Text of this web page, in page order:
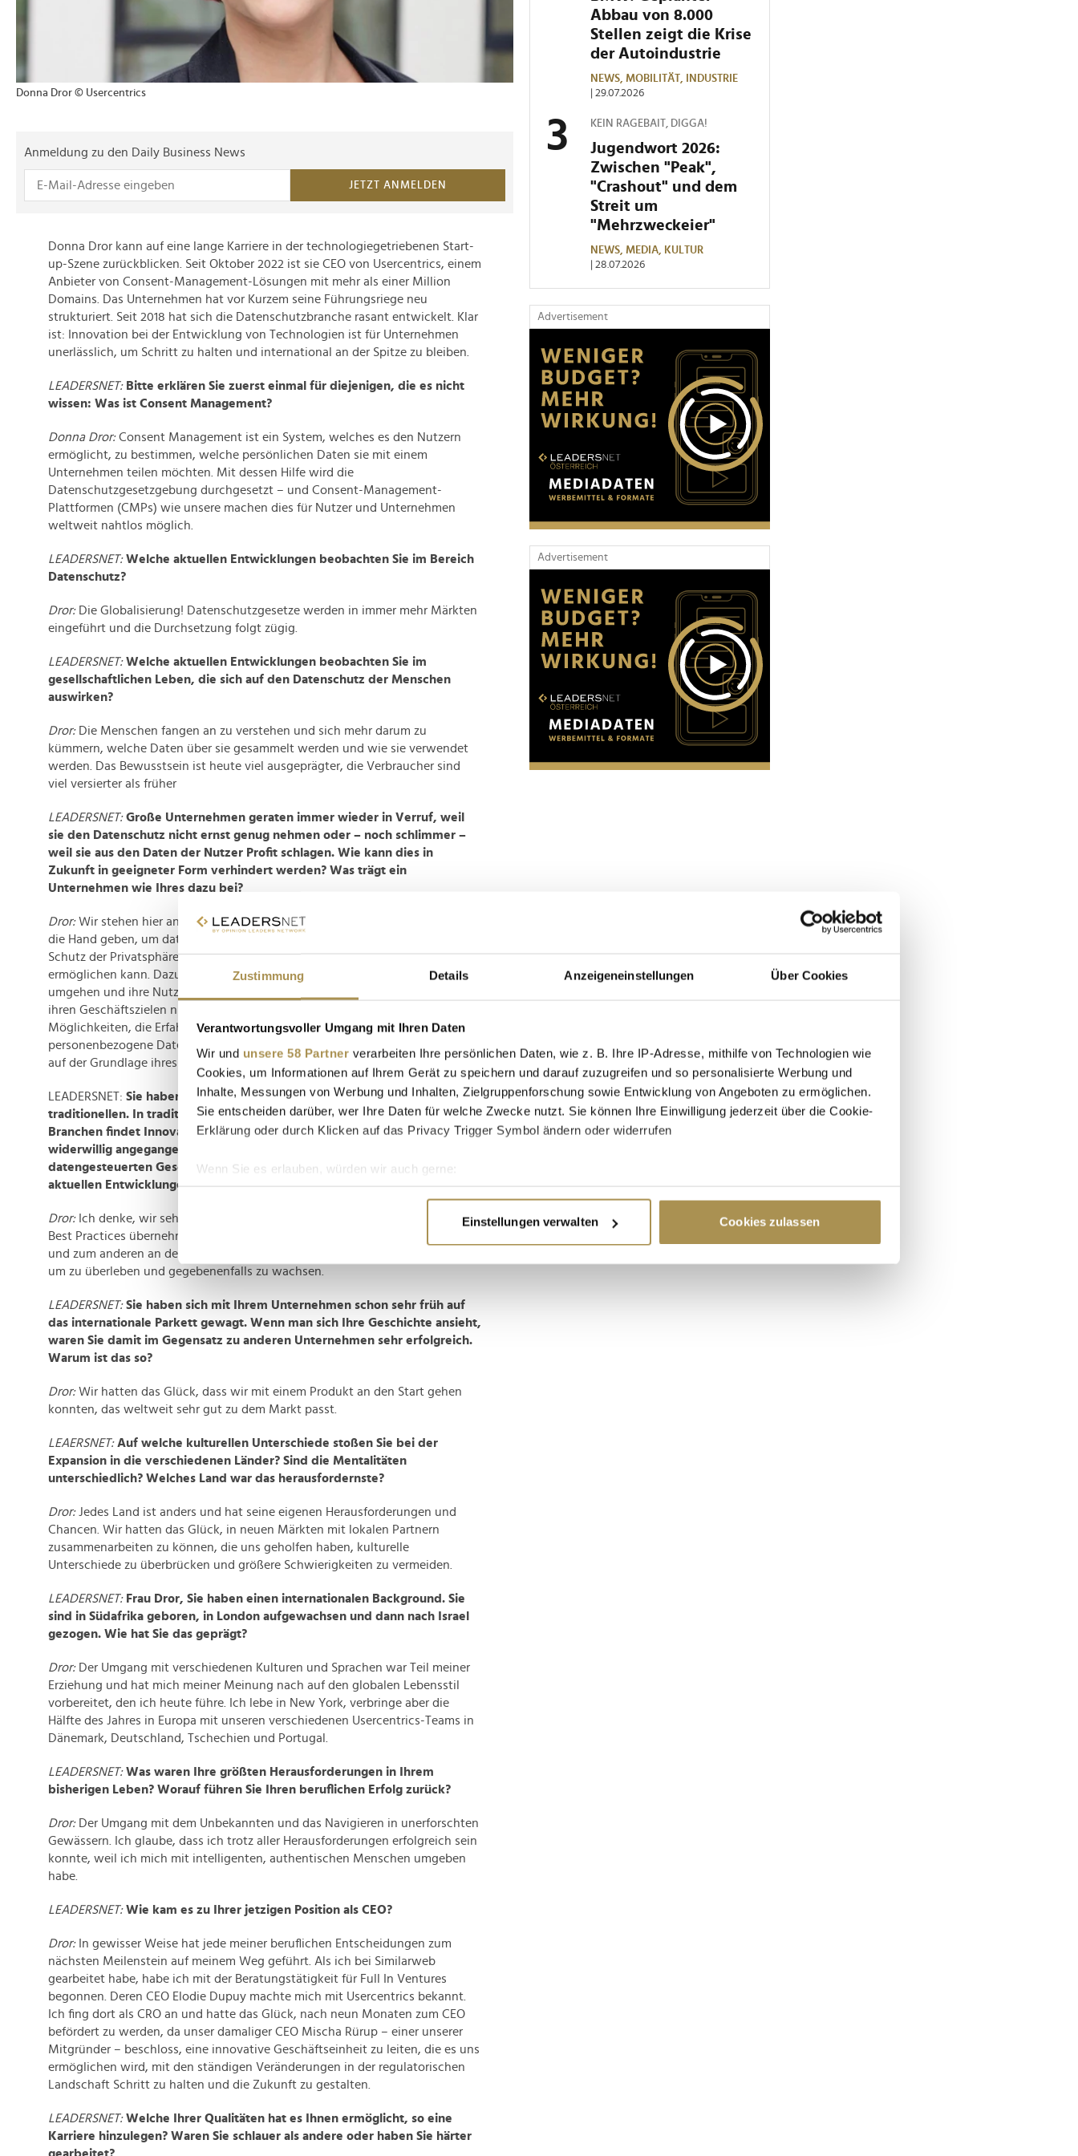
Zustimmung Details Anzeigeneinstellungen Über Cookies
Verantwortungsvoller Umgang mit Ihren Daten
Wir und unsere 58 Partner verarbeiten Ihre persönlichen Daten, wie z. B. Ihre IP-Adresse, mithilfe von Technologien wie
Cookies, um Informationen auf Ihrem Gerät zu speichern und darauf zuzugreifen und so personalisierte Werbung und
Inhalte, Messungen von Werbung und Inhalten, Zielgruppenforschung sowie Entwicklung von Angeboten zu ermöglichen.
Sie entscheiden darüber, wer Ihre Daten für welche Zwecke nutzt. Sie können Ihre Einwilligung jederzeit über die Cookie-
Erklärung oder durch Klicken auf das Privacy Trigger Symbol ändern oder widerrufen
Wenn Sie es erlauben, würden wir auch gerne:
Informationen über Ihre geografische Lage erfassen, welche bis auf einige Meter genau sein können
Erfahren Sie mehr darüber, wie Ihre persönlichen Daten verarbeitet werden, und legen Sie Ihre Präferenzen im
und die Zugriffe auf unsere Website zu analysieren. Außerdem geben wir Informationen zu Ihrer Verwendung unserer
Website an unsere Partner für soziale Medien, Werbung und Analysen weiter. Unsere Partner führen diese Informationen
möglicherweise mit weiteren Daten zusammen, die Sie ihnen bereitgestellt haben oder die sie im Rahmen Ihrer Nutzung
Einstellungen verwalten Cookies zulassen
Donna Dror © Usercentrics
Anmeldung zu den Daily Business News
JETZT ANMELDEN
Donna Dror kann auf eine lange Karriere in der technologiegetriebenen Start-
up-Szene zurückblicken. Seit Oktober 2022 ist sie CEO von Usercentrics, einem
Anbieter von Consent-Management-Lösungen mit mehr als einer Million
Domains. Das Unternehmen hat vor Kurzem seine Führungsriege neu
strukturiert. Seit 2018 hat sich die Datenschutzbranche rasant entwickelt. Klar
ist: Innovation bei der Entwicklung von Technologien ist für Unternehmen
unerlässlich, um Schritt zu halten und international an der Spitze zu bleiben.
LEADERSNET: Bitte erklären Sie zuerst einmal für diejenigen, die es nicht
wissen: Was ist Consent Management?
Donna Dror:Consent Management ist ein System, welches es den Nutzern
ermöglicht, zu bestimmen, welche persönlichen Daten sie mit einem
Unternehmen teilen möchten. Mit dessen Hilfe wird die
Datenschutzgesetzgebung durchgesetzt – und Consent-Management-
Plattformen (CMPs) wie unsere machen dies für Nutzer und Unternehmen
weltweit nahtlos möglich.
LEADERSNET: Welche aktuellen Entwicklungen beobachten Sie im Bereich
Datenschutz?
Dror:Die Globalisierung! Datenschutzgesetze werden in immer mehr Märkten
eingeführt und die Durchsetzung folgt zügig.
LEADERSNET: Welche aktuellen Entwicklungen beobachten Sie im
gesellschaftlichen Leben, die sich auf den Datenschutz der Menschen
auswirken?
Dror:Die Menschen fangen an zu verstehen und sich mehr darum zu
kümmern, welche Daten über sie gesammelt werden und wie sie verwendet
werden. Das Bewusstsein ist heute viel ausgeprägter, die Verbraucher sind
viel versierter als früher
LEADERSNET: Große Unternehmen geraten immer wieder in Verruf, weil
sie den Datenschutz nicht ernst genug nehmen oder – noch schlimmer –
weil sie aus den Daten der Nutzer Profit schlagen. Wie kann dies in
Zukunft in geeigneter Form verhindert werden? Was trägt ein
Unternehmen wie Ihres dazu bei?
Dror:Wir stehen hier an vorderster Front, indem wir Unternehmen ein Tool an
die Hand geben, um datenschutzkonform zu agieren. Wir glauben, dass der
Schutz der Privatsphäre der Nutzer ein florierendes digitales Ökosystem
ermöglichen kann. Dazu müssen die Unternehmen nur anders mit den Daten
umgehen und ihre Nutzer respektieren. Wenn sie es richtig machen, wird es
ihren Geschäftszielen nicht im Weg stehen. So gibt es zum Beispiel
Möglichkeiten, die Erfahrungen der Nutzer zu personalisieren, ohne deren
personenbezogene Daten erheben zu müssen. Das funktioniert beispielsweise
auf der Grundlage ihres Online-Verhaltens.
LEADERSNET: Sie haben in verschiedenen Branchen gearbeitet, auch in
traditionellen. In traditionellen und etablierten Unternehmen und
Branchen findet Innovation oft nur zögerlich statt oder wird nur
widerwillig angegangen. Befinden wir uns an einem Wendepunkt hin zu
datengesteuerten Geschäftsmodellen? Wo geht die Reise hin? Welche
aktuellen Entwicklungen beobachten Sie in Ihrem Unternehmensbereich?
Dror:Ich denke, wir sehen, dass immer mehr traditionelle Branchen innovative
Best Practices übernehmen. Das liegt zum einen an der jüngeren Belegschaft
und zum anderen an der Tatsache, dass sie diesen Wandel vollziehen müssen,
um zu überleben und gegebenenfalls zu wachsen.
LEADERSNET: Sie haben sich mit Ihrem Unternehmen schon sehr früh auf
das internationale Parkett gewagt. Wenn man sich Ihre Geschichte ansieht,
waren Sie damit im Gegensatz zu anderen Unternehmen sehr erfolgreich.
Warum ist das so?
Dror:Wir hatten das Glück, dass wir mit einem Produkt an den Start gehen
konnten, das weltweit sehr gut zu dem Markt passt.
LEAERSNET: Auf welche kulturellen Unterschiede stoßen Sie bei der
Expansion in die verschiedenen Länder? Sind die Mentalitäten
unterschiedlich? Welches Land war das herausfordernste?
Dror:Jedes Land ist anders und hat seine eigenen Herausforderungen und
Chancen. Wir hatten das Glück, in neuen Märkten mit lokalen Partnern
zusammenarbeiten zu können, die uns geholfen haben, kulturelle
Unterschiede zu überbrücken und größere Schwierigkeiten zu vermeiden.
LEADERSNET: Frau Dror, Sie haben einen internationalen Background. Sie
sind in Südafrika geboren, in London aufgewachsen und dann nach Israel
gezogen. Wie hat Sie das geprägt?
Dror:Der Umgang mit verschiedenen Kulturen und Sprachen war Teil meiner
Erziehung und hat mich meiner Meinung nach auf den globalen Lebensstil
vorbereitet, den ich heute führe. Ich lebe in New York, verbringe aber die
Hälfte des Jahres in Europa mit unseren verschiedenen Usercentrics-Teams in
Dänemark, Deutschland, Tschechien und Portugal.
LEADERSNET: Was waren Ihre größten Herausforderungen in Ihrem
bisherigen Leben? Worauf führen Sie Ihren beruflichen Erfolg zurück?
Dror:Der Umgang mit dem Unbekannten und das Navigieren in unerforschten
Gewässern. Ich glaube, dass ich trotz aller Herausforderungen erfolgreich sein
konnte, weil ich mich mit intelligenten, authentischen Menschen umgeben
habe.
LEADERSNET: Wie kam es zu Ihrer jetzigen Position als CEO?
Dror:In gewisser Weise hat jede meiner beruflichen Entscheidungen zum
nächsten Meilenstein auf meinem Weg geführt. Als ich bei Similarweb
gearbeitet habe, habe ich mit der Beratungstätigkeit für Full In Ventures
begonnen. Deren CEO Elodie Dupuy machte mich mit Usercentrics bekannt.
Ich fing dort als CRO an und hatte das Glück, nach neun Monaten zum CEO
befördert zu werden, da unser damaliger CEO Mischa Rürup – einer unserer
Mitgründer – beschloss, eine innovative Geschäftseinheit zu leiten, die es uns
ermöglichen wird, mit den ständigen Veränderungen in der regulatorischen
Landschaft Schritt zu halten und die Zukunft zu gestalten.
LEADERSNET:Welche Ihrer Qualitäten hat es Ihnen ermöglicht, so eine
Karriere hinzulegen? Waren Sie schlauer als andere oder haben Sie härter
Abbau von 8.000
Stellen zeigt die Krise
der Autoindustrie
NEWS, MOBILITÄT,
INDUSTRIE
| 29.07.2026
KEIN RAGEBAIT, DIGGA!
Jugendwort 2026:
Zwischen "Peak",
"Crashout" und dem
Streit um
"Mehrzweckeier"
NEWS, MEDIA,
KULTUR
| 28.07.2026
Advertisement
Advertisement